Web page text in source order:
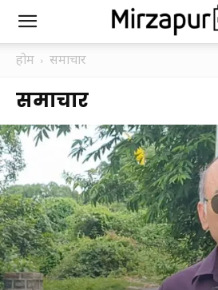
होम समाचार
समाचार